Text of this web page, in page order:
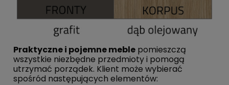
Praktyczne i pojemne meble pomieszczą
wszystkie niezbędne przedmioty i pomogą
utrzymać porządek. Klient może wybierać
spośród następujących elementów: